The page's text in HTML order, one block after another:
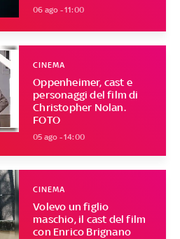
06 ago - 11:00
Oppenheimer, cast e
personaggi del film di
Christopher Nolan.
FOTO
CINEMA
05 ago - 14:00
Volevo un figlio
maschio, il cast del film
con Enrico Brignano
CINEMA